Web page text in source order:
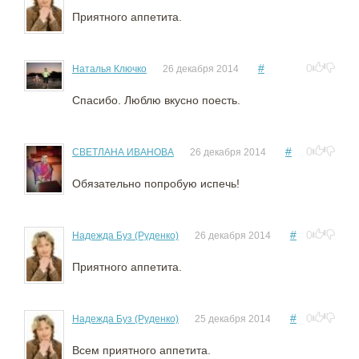
Приятного аппетита.
Наталья Ключко 26 декабря 2014 # 0
Спасибо. Люблю вкусно поесть.
СВЕТЛАНА ИВАНОВА 26 декабря 2014 # 0
Обязательно попробую испечь!
Надежда Буз (Руденко) 26 декабря 2014 # 0
Приятного аппетита.
Надежда Буз (Руденко) 25 декабря 2014 # 0
Всем приятного аппетита.